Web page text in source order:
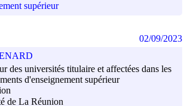
supérieur
des universités titulaire et affectées dans les
d'enseignement supérieur
de La Réunion
02/09/2023